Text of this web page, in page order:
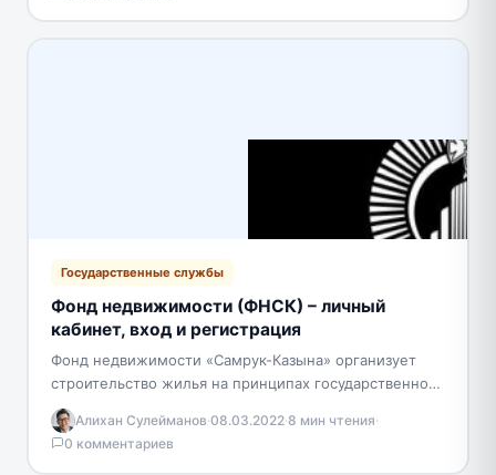
Государственные службы
Фонд недвижимости (ФНСК) – личный
кабинет, вход и регистрация
Фонд недвижимости «Самрук-Казына» организует
строительство жилья на принципах государственно-
частного партнерства с застройщиком.
Строительным компаниям предоставляется право
реализации на свободном рынке всего пула…
Алихан Сулейманов·08.03.2022·8 мин чтения·
0 комментариев